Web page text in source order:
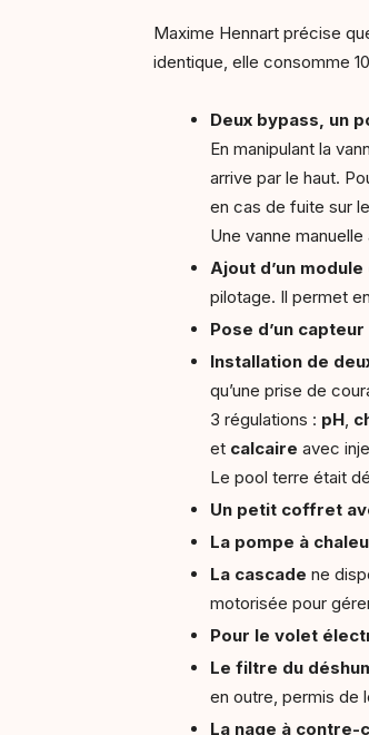
Maxime Hennart précise
identique, elle consomme
Deux bypass, un
En manipulant la
arrive par le haut.
en cas de fuite sur
Une vanne
Ajout d’un
pilotage. Il permet
Pose d’un
Installation de
qu’une prise de
3 régulations : pH,
et calcaire avec
Le pool terre était
Un petit coffret
La pompe à
La cascade ne
motorisée pour
Pour le volet
Le filtre du
en outre, permis de
La nage à contre-